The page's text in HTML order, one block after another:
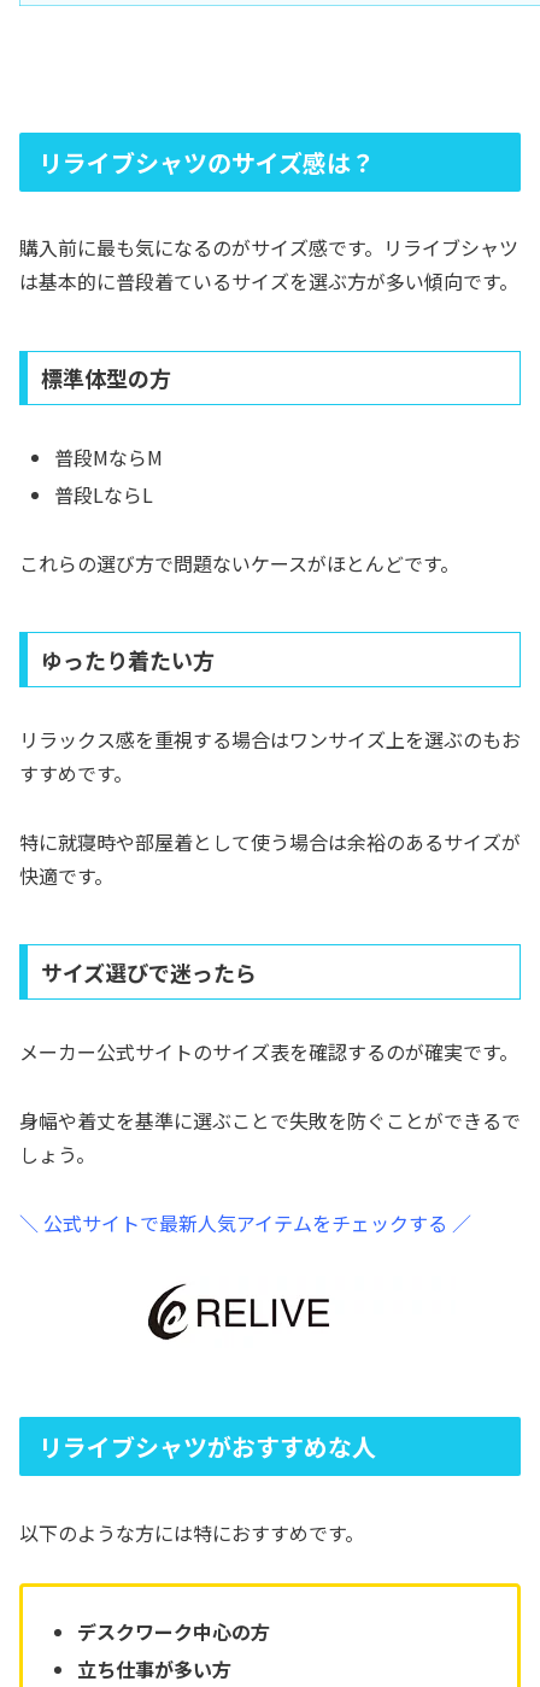
リライブシャツのサイズ感は？
購入前に最も気になるのがサイズ感です。リライブシャツ
は基本的に普段着ているサイズを選ぶ方が多い傾向です。
標準体型の方
普段MならM
普段LならL
これらの選び方で問題ないケースがほとんどです。
ゆったり着たい方
リラックス感を重視する場合はワンサイズ上を選ぶのもお
すすめです。
特に就寝時や部屋着として使う場合は余裕のあるサイズが
快適です。
サイズ選びで迷ったら
メーカー公式サイトのサイズ表を確認するのが確実です。
身幅や着丈を基準に選ぶことで失敗を防ぐことができるで
しょう。
＼ 公式サイトで最新人気アイテムをチェックする ／
リライブシャツがおすすめな人
以下のような方には特におすすめです。
デスクワーク中心の方
立ち仕事が多い方